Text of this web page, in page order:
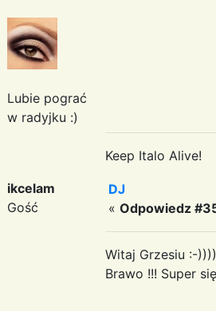
Lubie pograć
w radyjku :)
Keep Italo Alive!
ikcelam
Gość
DJ
« Odpowiedz
Witaj Grzesiu :-))))
Brawo !!! Super